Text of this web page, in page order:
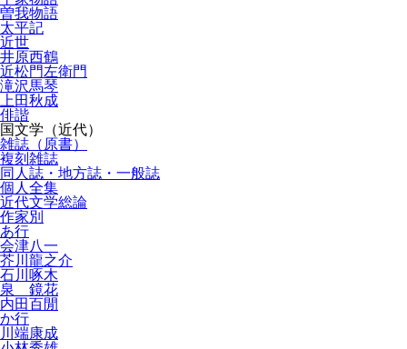
曽我物語
太平記
近世
井原西鶴
近松門左衛門
滝沢馬琴
上田秋成
俳諧
国文学（近代）
雑誌（原書）
複刻雑誌
同人誌・地方誌・一般誌
個人全集
近代文学総論
作家別
あ行
会津八一
芥川龍之介
石川啄木
泉 鏡花
内田百閒
か行
川端康成